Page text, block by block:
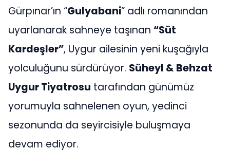
Gürpınar’ın “Gulyabani” adlı romanından
uyarlanarak sahneye taşınan “Süt
Kardeşler”, Uygur ailesinin yeni kuşağıyla
yolculuğunu sürdürüyor. Süheyl & Behzat
Uygur Tiyatrosu tarafından günümüz
yorumuyla sahnelenen oyun, yedinci
sezonunda da seyircisiyle buluşmaya
devam ediyor.